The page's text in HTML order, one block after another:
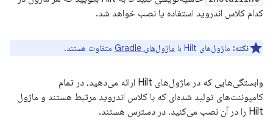
کدام کلاس اندروید استفاده یا نصب خواهد شد.
نکته: ماژول‌های Hilt با ماژول‌های Gradle متفاوت هستند.
وابستگی‌هایی که در ماژول‌های Hilt ارائه می‌دهید، در تمام
کامپوننت‌های تولید شده‌ای که با کلاس اندروید مرتبط هستند و ماژول
Hilt را در آن نصب می‌کنید، در دسترس هستند.